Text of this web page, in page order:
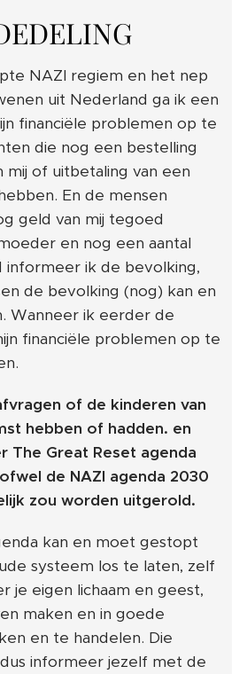
NAZI regiem en het nep
uit Nederland ga ik een
financiële problemen op te
die nog een bestelling
of uitbetaling van een
En de mensen
geld van mij tegoed
en nog een aantal
informeer ik de bevolking,
de bevolking (nog) kan en
Wanneer ik eerder de
financiële problemen op te
of de kinderen van
hebben of hadden. en
The Great Reset agenda
de NAZI agenda 2030
zou worden uitgerold.
kan en moet gestopt
systeem los te laten, zelf
je eigen lichaam en geest,
maken en in goede
en te handelen. Die
informeer jezelf met de